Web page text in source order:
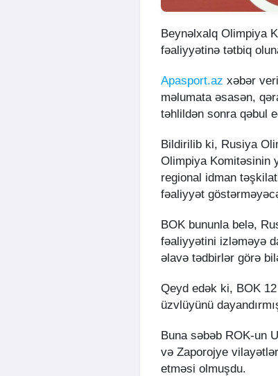
Beynəlxalq Olimpiya
fəaliyyətinə tətbiq
Apasport.az xəbər
məlumata əsasən,
təhlildən sonra qəbul
Bildirilib ki, Rusiya
Olimpiya Komitəsinin
regional idman
fəaliyyət
BOK bununla belə,
fəaliyyətini izləməyə
əlavə tədbirlər görə
Qeyd edək ki, BOK
üzvlüyünü
Buna səbəb ROK-un
və Zaporojye
etməsi olmuşdu.